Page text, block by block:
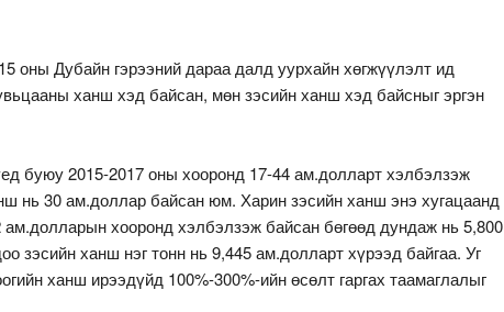
оны Дубайн гэрээний дараа далд уурхайн хөгжүүлэлт ид
ханш хэд байсан, мөн зэсийн ханш хэд байсныг эргэн
буюу 2015-2017 оны хооронд 17-44 ам.долларт хэлбэлзэж
нь 30 ам.доллар байсан юм. Харин зэсийн ханш энэ хугацаанд
ам.долларын хооронд хэлбэлзэж байсан бөгөөд дундаж нь 5,800
зэсийн ханш нэг тонн нь 9,445 ам.долларт хүрээд байгаа. Уг
ханш ирээдүйд 100%-300%-ийн өсөлт гаргах таамаглалыг